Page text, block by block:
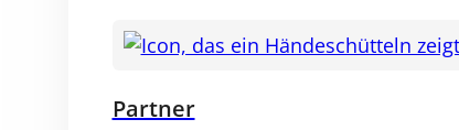
Partner